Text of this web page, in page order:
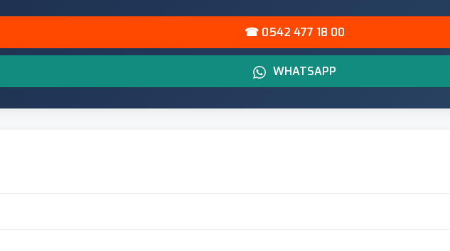
☎ 0542 477 18 00
WHATSAPP